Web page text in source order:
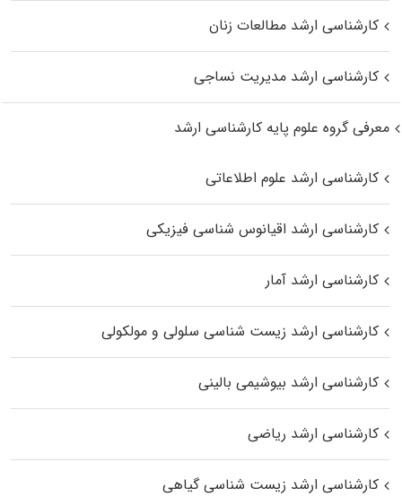
کارشناسی ارشد مطالعات زنان
کارشناسی ارشد مدیریت نساجی
معرفی گروه علوم پایه کارشناسی ارشد
کارشناسی ارشد علوم اطلاعاتی
کارشناسی ارشد اقیانوس‌ شناسی فیزیکی
کارشناسی ارشد آمار
کارشناسی ارشد زیست شناسی سلولی و مولکولی
کارشناسی ارشد بیوشیمی بالینی
کارشناسی ارشد ریاضی
کارشناسی ارشد زیست‌ شناسی گیاهی